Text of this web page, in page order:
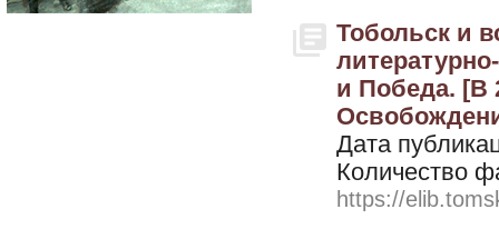
Тобольск и
и Победа. [В
Дата
Количество
https://